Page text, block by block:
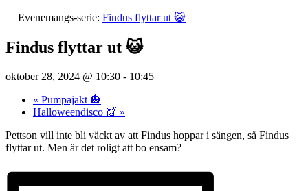
Evenemangs-serie: Findus flyttar ut 😺
Findus flyttar ut 😺
oktober 28, 2024 @ 10:30 - 10:45
« Pumpajakt 🎃
Halloweendisco 👯 »
Pettson vill inte bli väckt av att Findus hoppar i sängen, så Findus
flyttar ut. Men är det roligt att bo ensam?